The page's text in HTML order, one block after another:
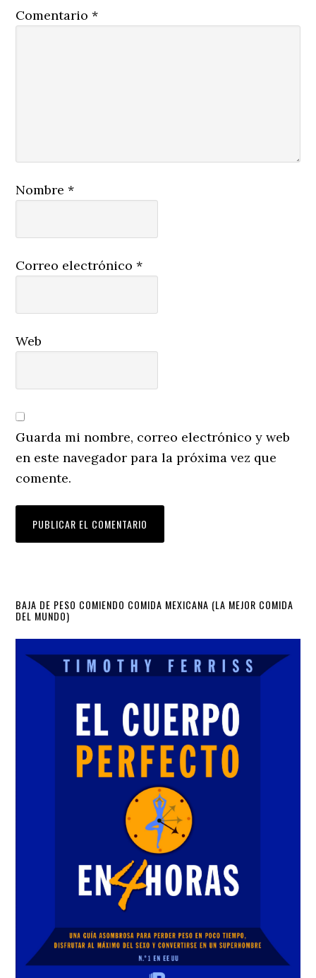
Comentario*
Nombre*
Correo electrónico*
Web
Guarda mi nombre, correo electrónico y web
en este navegador para la próxima vez que
comente.
Primary
Sidebar
BAJA DE PESO COMIENDO COMIDA MEXICANA (LA MEJOR COMIDA
DEL MUNDO)